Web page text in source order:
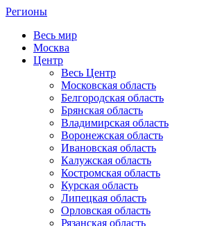
Регионы
Весь мир
Москва
Центр
Весь Центр
Московская область
Белгородская область
Брянская область
Владимирская область
Воронежская область
Ивановская область
Калужская область
Костромская область
Курская область
Липецкая область
Орловская область
Рязанская область